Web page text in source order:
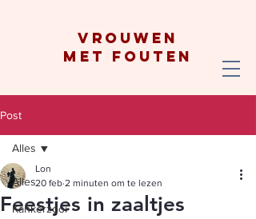
vrouwen
met fouten
Post
Alles
Kankerzooi
Alles
Feestjes in zaaltjes
Lon
20 feb 2 minuten om te lezen